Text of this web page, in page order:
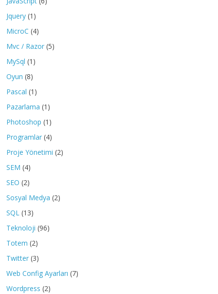
Jquery (1)
MicroC (4)
Mvc / Razor (5)
MySql (1)
Oyun (8)
Pascal (1)
Pazarlama (1)
Photoshop (1)
Programlar (4)
Proje Yönetimi (2)
SEM (4)
SEO (2)
Sosyal Medya (2)
SQL (13)
Teknoloji (96)
Totem (2)
Twitter (3)
Web Config Ayarları (7)
Wordpress (2)